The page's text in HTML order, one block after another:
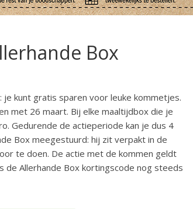
Box
je kunt gratis sparen voor leuke kommetjes.
met 26 maart. Bij elke maaltijdbox die je
Gedurende de actieperiode kan je dus 4
Box meegestuurd: hij zit verpakt in de
te doen. De actie met de kommen geldt
de Allerhande Box kortingscode nog steeds